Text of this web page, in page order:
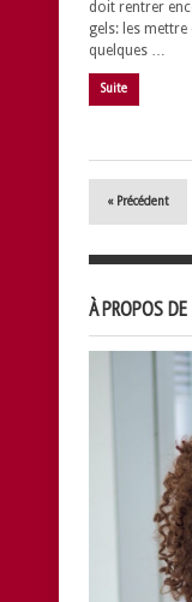
doit rentrer
gels: les
quelques …
Suite
« Précédent
À PROPOS DE